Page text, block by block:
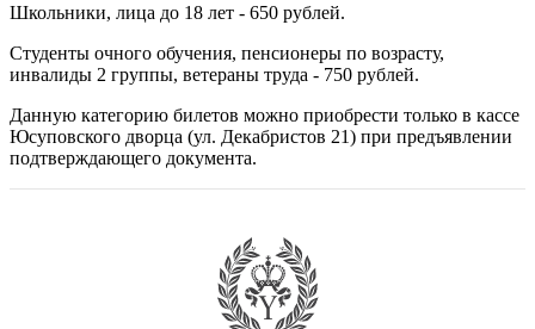
Школьники, лица до 18 лет - 650 рублей.
Студенты очного обучения, пенсионеры по возрасту,
инвалиды 2 группы, ветераны труда - 750 рублей.
Данную категорию билетов можно приобрести только в кассе
Юсуповского дворца (ул. Декабристов 21) при предъявлении
подтверждающего документа.